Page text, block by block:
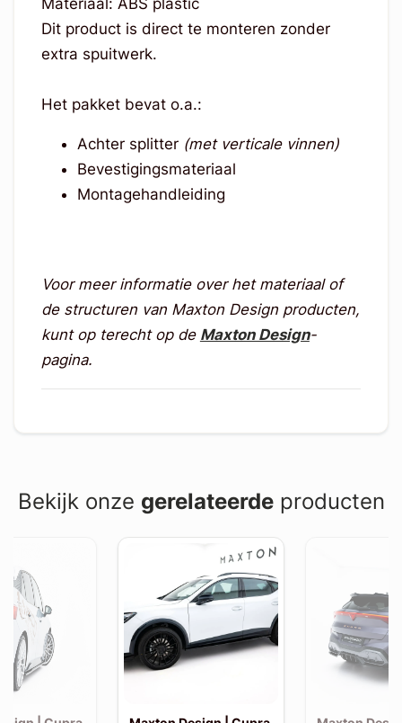
Materiaal: ABS plastic
Dit product is direct te monteren zonder
extra spuitwerk.
Het pakket bevat o.a.:
Achter splitter (met verticale vinnen)
Bevestigingsmateriaal
Montagehandleiding
Voor meer informatie over het materiaal of
de structuren van Maxton Design producten,
kunt op terecht op de Maxton Design-
pagina.
Bekijk onze gerelateerdeproducten